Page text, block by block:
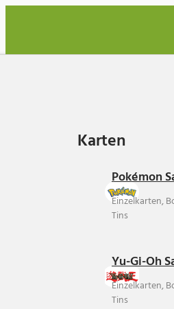
Karten
Pokémon
Einzelkarten,
Tins
Yu-Gi-Oh
Einzelkarten,
Tins